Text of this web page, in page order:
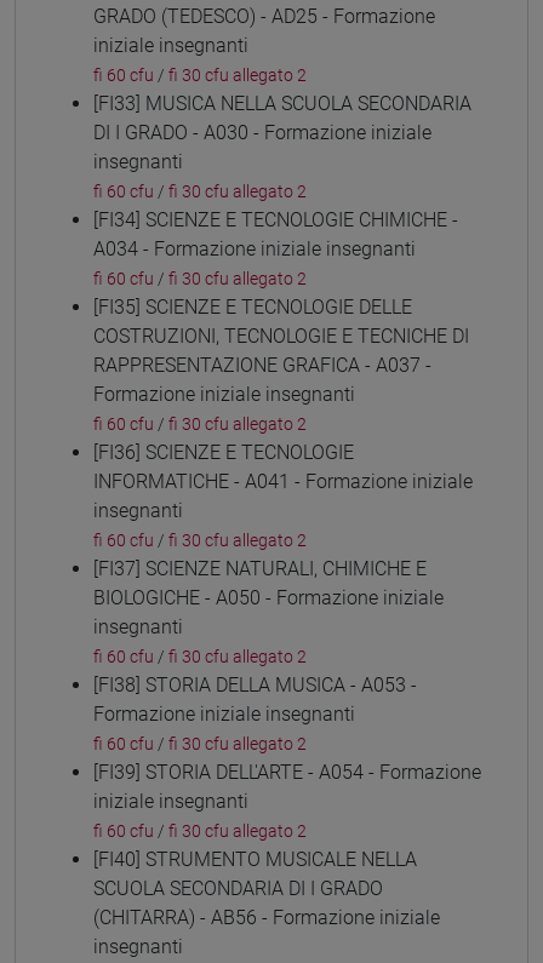
GRADO (TEDESCO) - AD25 - Formazione
iniziale insegnanti
fi 60 cfu / fi 30 cfu allegato 2
[FI33] MUSICA NELLA SCUOLA SECONDARIA
DI I GRADO - A030 - Formazione iniziale
insegnanti
fi 60 cfu / fi 30 cfu allegato 2
[FI34] SCIENZE E TECNOLOGIE CHIMICHE -
A034 - Formazione iniziale insegnanti
fi 60 cfu / fi 30 cfu allegato 2
[FI35] SCIENZE E TECNOLOGIE DELLE
COSTRUZIONI, TECNOLOGIE E TECNICHE DI
RAPPRESENTAZIONE GRAFICA - A037 -
Formazione iniziale insegnanti
fi 60 cfu / fi 30 cfu allegato 2
[FI36] SCIENZE E TECNOLOGIE
INFORMATICHE - A041 - Formazione iniziale
insegnanti
fi 60 cfu / fi 30 cfu allegato 2
[FI37] SCIENZE NATURALI, CHIMICHE E
BIOLOGICHE - A050 - Formazione iniziale
insegnanti
fi 60 cfu / fi 30 cfu allegato 2
[FI38] STORIA DELLA MUSICA - A053 -
Formazione iniziale insegnanti
fi 60 cfu / fi 30 cfu allegato 2
[FI39] STORIA DELL'ARTE - A054 - Formazione
iniziale insegnanti
fi 60 cfu / fi 30 cfu allegato 2
[FI40] STRUMENTO MUSICALE NELLA
SCUOLA SECONDARIA DI I GRADO
(CHITARRA) - AB56 - Formazione iniziale
insegnanti